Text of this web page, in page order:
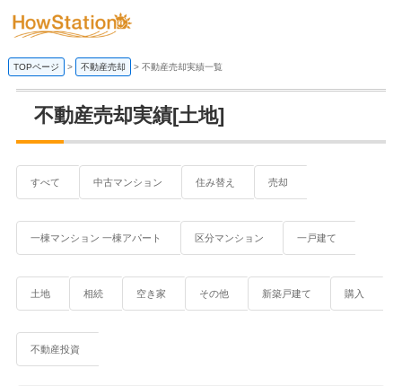
TOPページ > 不動産売却 > 不動産売却実績一覧
不動産売却実績[土地]
すべて 中古マンション 住み替え 売却
一棟マンション 一棟アパート 区分マンション 一戸建て
土地 相続 空き家 その他 新築戸建て 購入
不動産投資